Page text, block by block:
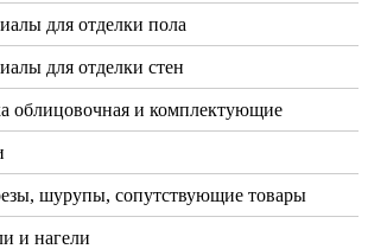
для отделки пола
для отделки стен
облицовочная и комплектующие
шурупы, сопутствующие товары
и нагели